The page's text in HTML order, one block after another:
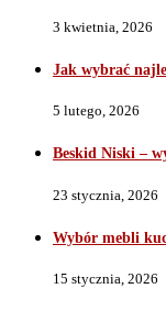
3 kwietnia, 2026
Jak wybrać
5 lutego, 2026
Beskid Niski –
23 stycznia, 2026
Wybór mebli
15 stycznia, 2026